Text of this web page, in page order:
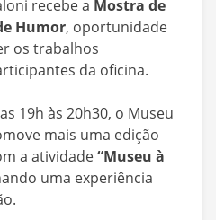
recebe a Mostra de
Humor, oportunidade
os trabalhos
da oficina.
19h às 20h30, o Museu
mais uma edição
a atividade“Museu à
uma experiência